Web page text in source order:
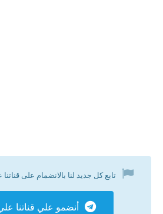
تابع كل جديد لنا بالانضمام على
أنضمو علي قناتنا